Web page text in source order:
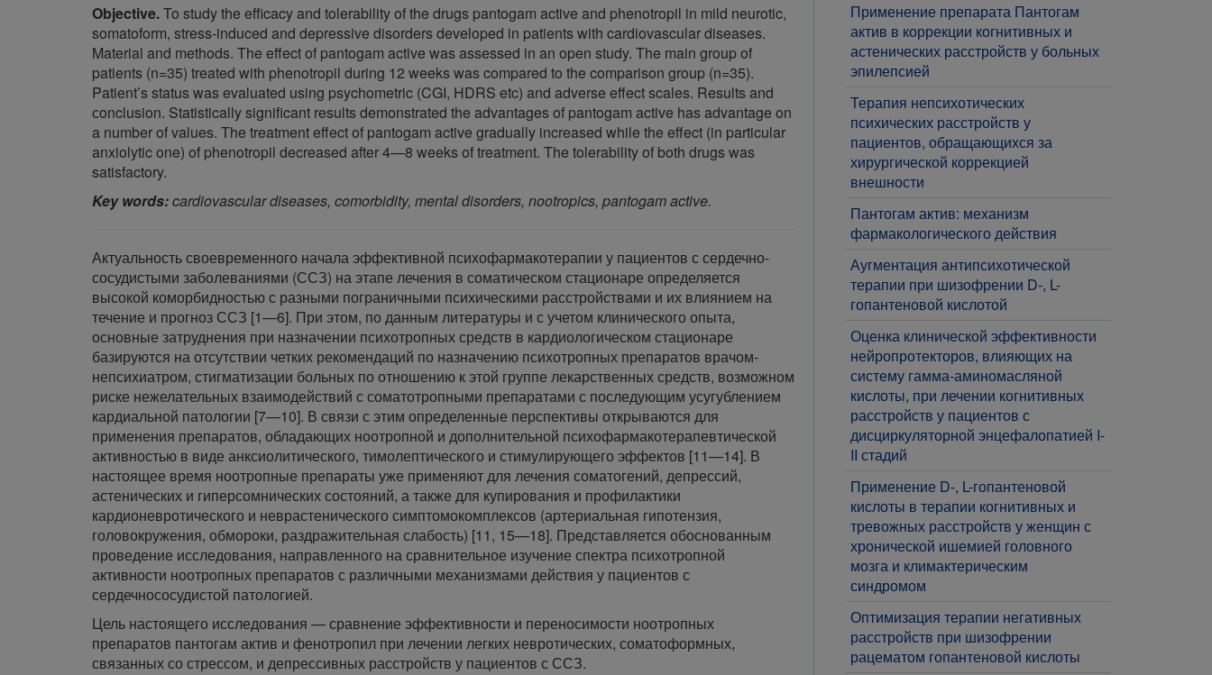
Objective.To study the efficacy and tolerability of the drugs pantogam active and phenotropil in mild neurotic,
somatoform, stress-induced and depressive disorders developed in patients with cardiovascular diseases.
Material and methods. The effect of pantogam active was assessed in an open study. The main group of
patients (n=35) treated with phenotropil during 12 weeks was compared to the comparison group (n=35).
Patient’s status was evaluated using psychometric (CGI, HDRS etc) and adverse effect scales. Results and
сonclusion. Statistically significant results demonstrated the advantages of pantogam active has advantage on
a number of values. The treatment effect of pantogam active gradually increased while the effect (in particular
anxiolytic one) of phenotropil decreased after 4—8 weeks of treatment. The tolerability of both drugs was
satisfactory.
Key words:cardiovascular diseases, comorbidity, mental disorders, nootropics, pantogam active.
Актуальность своевременного начала эффективной психофармакотерапии у пациентов с сердечно-
сосудистыми заболеваниями (ССЗ) на этапе лечения в соматическом стационаре определяется
высокой коморбидностью с разными пограничными психическими расстройствами и их влиянием на
течение и прогноз ССЗ [1—6]. При этом, по данным литературы и с учетом клинического опыта,
основные затруднения при назначении психотропных средств в кардиологическом стационаре
базируются на отсутствии четких рекомендаций по назначению психотропных препаратов врачом-
непсихиатром, стигматизации больных по отношению к этой группе лекарственных средств, возможном
риске нежелательных взаимодействий с соматотропными препаратами с последующим усугублением
кардиальной патологии [7—10]. В связи с этим определенные перспективы открываются для
применения препаратов, обладающих ноотропной и дополнительной психофармакотерапевтической
активностью в виде анксиолитического, тимолептического и стимулирующего эффектов [11—14]. В
настоящее время ноотропные препараты уже применяют для лечения соматогений, депрессий,
астенических и гиперсомнических состояний, а также для купирования и профилактики
кардионевротического и неврастенического симптомокомплексов (артериальная гипотензия,
головокружения, обмороки, раздражительная слабость) [11, 15—18]. Представляется обоснованным
проведение исследования, направленного на сравнительное изучение спектра психотропной
активности ноотропных препаратов с различными механизмами действия у пациентов с
сердечнососудистой патологией.
Цель настоящего исследования — сравнение эффективности и переносимости ноотропных
препаратов пантогам актив и фенотропил при лечении легких невротических, соматоформных,
связанных со стрессом, и депрессивных расстройств у пациентов с ССЗ.
Применение препарата Пантогам
актив в коррекции когнитивных и
астенических расстройств у больных
эпилепсией
Терапия непсихотических
психических расстройств у
пациентов, обращающихся за
хирургической коррекцией
внешности
Пантогам актив: механизм
фармакологического действия
Аугментация антипсихотической
терапии при шизофрении D-, L-
гопантеновой кислотой
Оценка клинической эффективности
нейропротекторов, влияющих на
систему гамма-аминомасляной
кислоты, при лечении когнитивных
расстройств у пациентов с
дисциркуляторной энцефалопатией I-
II стадий
Применение D-, L-гопантеновой
кислоты в терапии когнитивных и
тревожных расстройств у женщин с
хронической ишемией головного
мозга и климактерическим
синдромом
Оптимизация терапии негативных
расстройств при шизофрении
рацематом гопантеновой кислоты